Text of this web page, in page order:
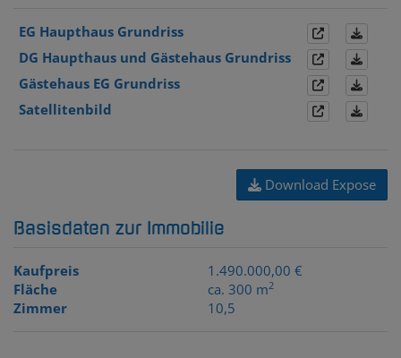
EG Haupthaus Grundriss
DG Haupthaus und Gästehaus Grundriss
Gästehaus EG Grundriss
Satellitenbild
Download Expose
Basisdaten zur Immobilie
Kaufpreis
1.490.000,00 €
Fläche
ca. 300 m2
Zimmer 10,5